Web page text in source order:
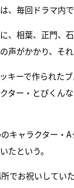
、毎回ドラマ内
、相葉、正門、
声がかかり、そ
キーで作られた
ター・とぴくん
キャラクター・
たという。
でお祝いして